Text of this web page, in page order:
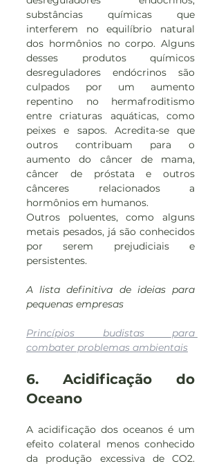
substâncias químicas que
interferem no equilíbrio natural
dos hormônios no corpo. Alguns
desses produtos químicos
desreguladores endócrinos são
culpados por um aumento
repentino no hermafroditismo
entre criaturas aquáticas, como
peixes e sapos. Acredita-se que
outros contribuam para o
aumento do câncer de mama,
câncer de próstata e outros
cânceres relacionados a
hormônios em humanos.
Outros poluentes, como alguns
metais pesados, já são conhecidos
por serem prejudiciais e
persistentes.
A lista definitiva de ideias para
pequenas empresas
Princípios budistas para
combater problemas ambientais
6. Acidificação do
Oceano
A acidificação dos oceanos é um
efeito colateral menos conhecido
da produção excessiva de CO2.